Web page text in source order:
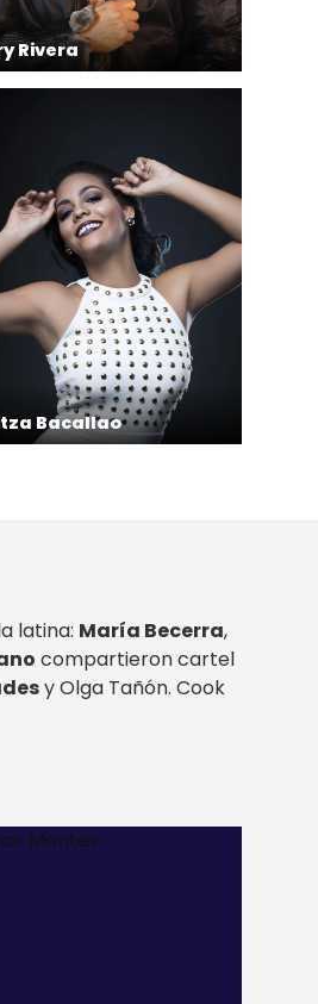
Rivera
Bacallao
latina: María Becerra,
compartieron cartel
y Olga Tañón. Cook